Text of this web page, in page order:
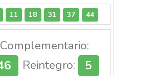
11 18 31 37 44
Complementario:
Reintegro: 5